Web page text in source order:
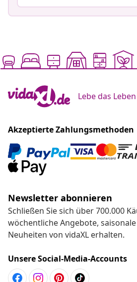
Lebe das
Akzeptierte Zahlungsmethoden
Newsletter abonnieren
Schließen Sie sich über 700.000
wöchentliche Angebote,
Neuheiten von vidaXL erhalten.
Unsere Social-Media-Accounts